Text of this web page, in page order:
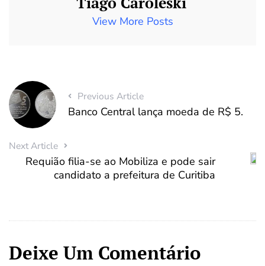
View More Posts
Previous Article
Banco Central lança moeda de R$ 5.
Next Article
Requião filia-se ao Mobiliza e pode sair
candidato a prefeitura de Curitiba
Deixe Um Comentário